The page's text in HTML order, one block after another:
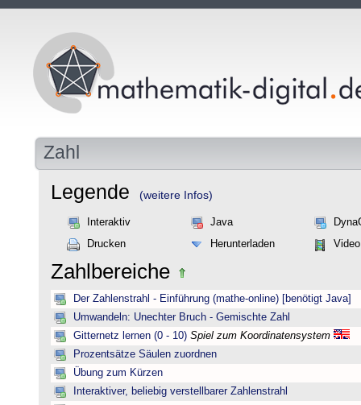
Zahl
Legende (weitere Infos)
Interaktiv Java
Drucken
Herunterladen Video
Zahlbereiche
Der Zahlenstrahl - Einführung (mathe-online) [benötigt Java]
Umwandeln: Unechter Bruch - Gemischte Zahl
Gitternetz lernen (0 - 10) Spiel zum Koordinatensystem
Prozentsätze Säulen zuordnen
Übung zum Kürzen
Interaktiver, beliebig verstellbarer Zahlenstrahl